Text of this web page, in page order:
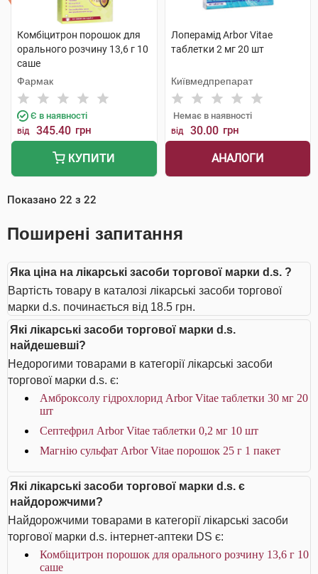
Комбіцитрон порошок для
орального розчину 13,6 г 10
саше
Фармак
Є в наявності
від 345.40 грн
КУПИТИ
Лоперамід Arbor Vitae
таблетки 2 мг 20 шт
Київмедпрепарат
Немає в наявності
від 30.00 грн
АНАЛОГИ
Показано 22 з 22
Поширені запитання
Яка ціна на лікарські засоби торгової марки d.s. ?
Вартість товару в каталозі лікарські засоби торгової
марки d.s. починається від 18.5 грн.
Які лікарські засоби торгової марки d.s.
найдешевші?
Недорогими товарами в категорії лікарські засоби
торгової марки d.s. є:
Амброксолу гідрохлорид Arbor Vitae таблетки 30 мг 20
шт
Септефрил Arbor Vitae таблетки 0,2 мг 10 шт
Магнію сульфат Arbor Vitae порошок 25 г 1 пакет
Які лікарські засоби торгової марки d.s. є
найдорожчими?
Найдорожчими товарами в категорії лікарські засоби
торгової марки d.s. інтернет-аптеки DS є:
Комбіцитрон порошок для орального розчину 13,6 г 10
саше